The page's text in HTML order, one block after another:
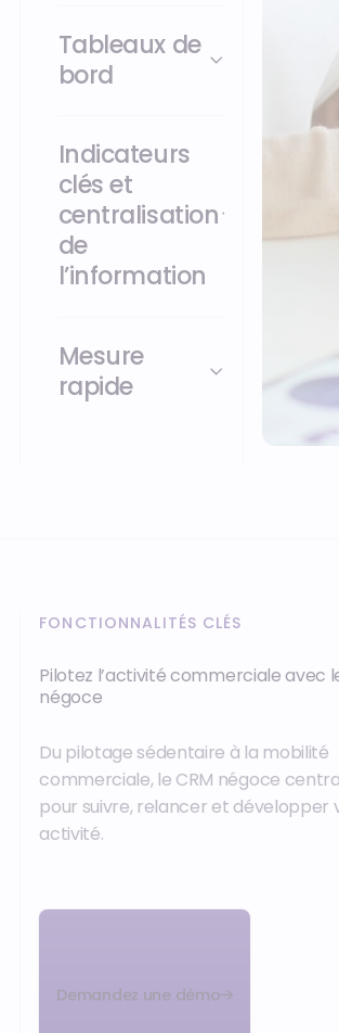
Tableaux de
bord
Indicateurs
clés et
centralisation
de
l’information
Mesure
rapide
FONCTIONNALITÉS CLÉS
Pilotez l’activité commerciale avec
négoce
Du pilotage sédentaire à la mobilité
commerciale, le CRM négoce
pour suivre, relancer et développer
activité.
‍Demandez une démo